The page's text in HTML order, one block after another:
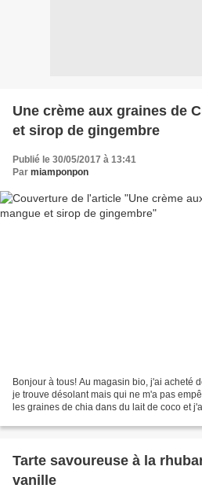
Une crème aux graines de
et sirop de gingembre
Publié le 30/05/2017 à 13:41
Par miamponpon
Bonjour à tous! Au magasin bio, j'ai acheté
je trouve désolant mais qui ne m'a pas
les graines de chia dans du lait de coco et
Tarte savoureuse à la
vanille